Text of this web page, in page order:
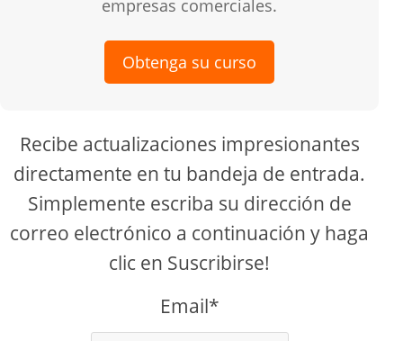
empresas comerciales.
Obtenga su curso
Recibe actualizaciones impresionantes
directamente en tu bandeja de entrada.
Simplemente escriba su dirección de
correo electrónico a continuación y haga
clic en Suscribirse!
Email*